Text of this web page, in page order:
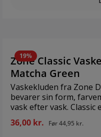
hensyntagen til
19%
Zone Classic
Matcha Green
Vaskekluden fra Zone
bevarer sin form,
vask efter vask.
bliver glad for. 100 %
°C. 30 x 30 cm.
36,00 kr. Før44,95 kr.